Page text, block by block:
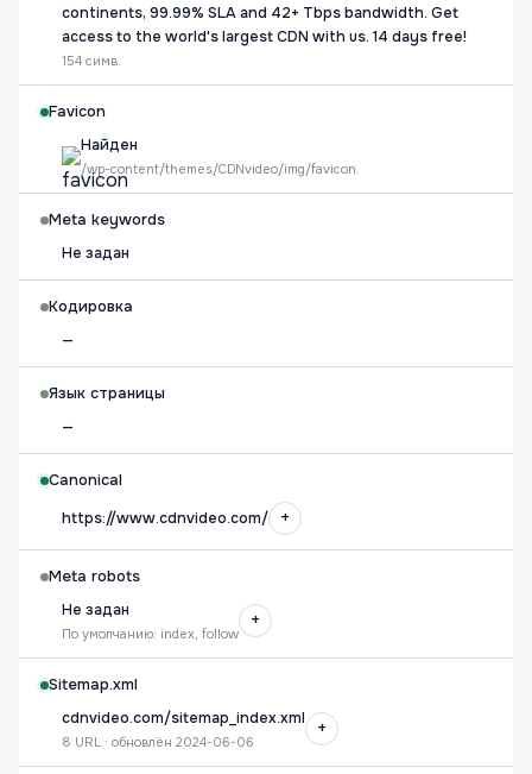
continents, 99.99% SLA and 42+ Tbps bandwidth. Get
access to the world's largest CDN with us. 14 days free!
154 симв.
Favicon
Найден
/wp-content/themes/CDNvideo/img/favicon.
Meta keywords
Не задан
Кодировка
—
Язык страницы
—
Canonical
https://www.cdnvideo.com/
+
Meta robots
Не задан
По умолчанию: index, follow
+
Sitemap.xml
cdnvideo.com/sitemap_index.xml
8 URL · обновлён 2024-06-06
+